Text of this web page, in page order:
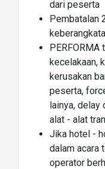
dari peserta
Pembatalan
PERFORMA
kecelakaan,
kerusakan
peserta,
lainya, delay
alat - alat
Jika hotel -
dalam acara
operator